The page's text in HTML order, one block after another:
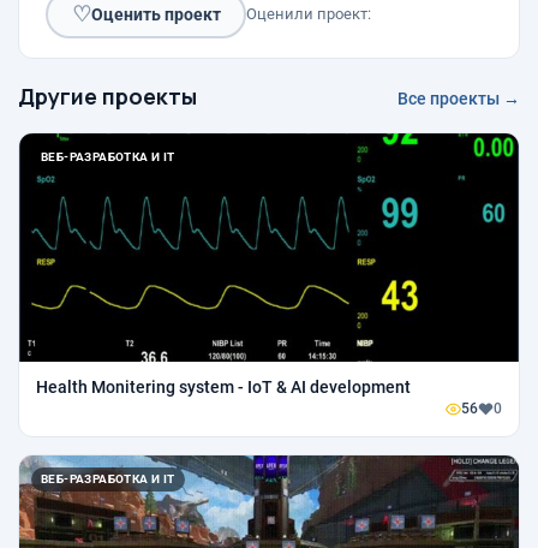
♡Оценить проект Оценили проект:
Другие проекты Все проекты →
ВЕБ-РАЗРАБОТКА И IT
Health Monitering system - IoT & AI development
56 0
ВЕБ-РАЗРАБОТКА И IT